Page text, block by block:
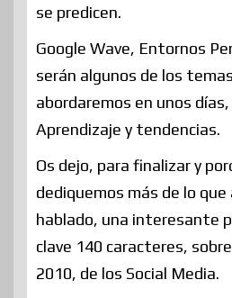
se predicen.
Google Wave, Entornos
serán algunos de los
abordaremos en unos
Aprendizaje y tendencias.
Os dejo, para finalizar y
dediquemos más de lo que
hablado, una interesante
clave 140 caracteres,
2010, de los Social Media.